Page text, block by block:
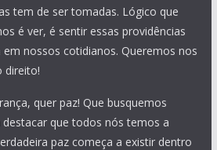
tem de ser tomadas. Lógico que
é ver, é sentir essas providências
em nossos cotidianos. Queremos nos
direito!
quer paz! Que busquemos
destacar que todos nós temos a
paz começa a existir dentro